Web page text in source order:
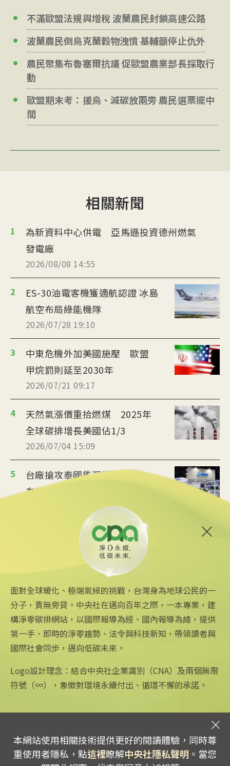
不滿歐盟法規與增稅 波蘭農民封鎖高速公路
波蘭農民倒烏克蘭穀物洩憤 基輔籲停止仇外
農民聚集布魯塞爾抗議 促歐盟農業部長採取行
動
歐盟期末考：援烏、減碳放兩旁 農民選票擺中
間
相關新聞
1
為新資料中心供電 亞馬遜投資德州燃氣
發電廠
2026/08/08 14:55
2
ES-30油電客機獲適航認證 冰島
航空布局綠能機隊
2026/07/28 19:10
3
中東危機外加美國施壓 歐盟
甲烷罰則延至2030年
2026/07/21 09:17
4
天然氣漲價重拾燃煤 2025年
全球碳排增長美國佔1/3
2026/07/04 15:09
5
台廠搶攻泰國能源轉型商機
布局充電樁、微電網
美政府宣布提供175億美元貸
款 強化核能供應鏈
2026/06/25 09:25
專線：0800-256-688 | 信箱：services@mail.cna.com.tw
copyright © 2026 中央通訊社版權所有
中央社網站
中央通訊社
Focus Taiwan
フォーカス台湾
關注更多
友善連結
Android app 下載
公司簡介
企業識別
公開資訊
面對全球暖化、極端氣候的挑戰，台灣身為地球公民的一
分子，責無旁貸。中央社在邁向百年之際，一本專業，建
構淨零碳排網站，以國際報導為經、國內報導為緯，提供
第一手、即時的淨零趨勢、法令與科技新知，帶領讀者與
國際社會同步，邁向低碳未來。
Logo設計理念：結合中央社企業識別（CNA）及兩個無限
符號（∞），象徵對環境永續付出、循環不懈的承諾。
本網站使用相關技術提供更好的閱讀體驗，同時尊
重使用者隱私，點這裡瞭解中央社隱私聲明 。當您